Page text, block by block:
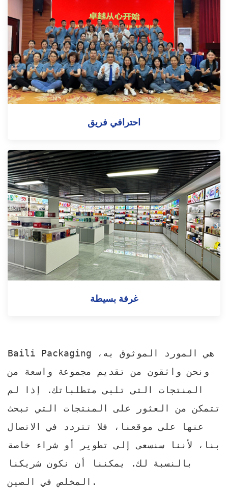
احترافي فريق
غرفة بسيطة
Baili Packaging هي المورد الموثوق به،
ونحن واثقون من تقديم مجموعة واسعة من
المنتجات التي تلبي متطلباتك. إذا لم
تتمكن من العثور على المنتجات التي تبحث
عنها على موقعنا، فلا تتردد في الاتصال
بنا، لأننا سنسعى إلى تطوير أو شراء خاصة
بالنسبة لك. يمكننا أن نكون شريكنا
المخلص في الصين.